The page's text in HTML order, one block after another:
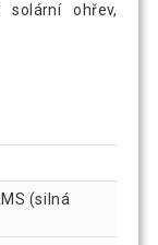
ohřev,
(silná